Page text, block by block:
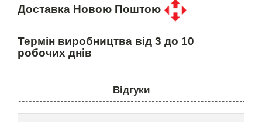
Доставка Новою Поштою
Термін виробництва від 3 до 10
робочих днів
Відгуки